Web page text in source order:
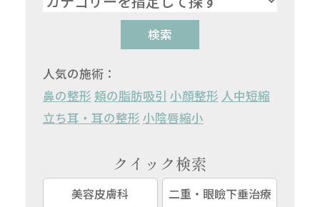
検索
人気の施術：
鼻の整形 頬の脂肪吸引 小顔整形 人中短縮
立ち耳・耳の整形 小陰唇縮小
クイック検索
美容皮膚科 二重・眼瞼下垂治療